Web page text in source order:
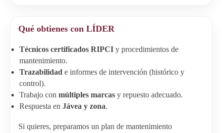
Qué obtienes con LÍDER
Técnicos certificados RIPCI y procedimientos de
mantenimiento.
Trazabilidad e informes de intervención (histórico y
control).
Trabajo con múltiples marcas y repuesto adecuado.
Respuesta en Jávea y zona.
Si quieres, preparamos un plan de mantenimiento